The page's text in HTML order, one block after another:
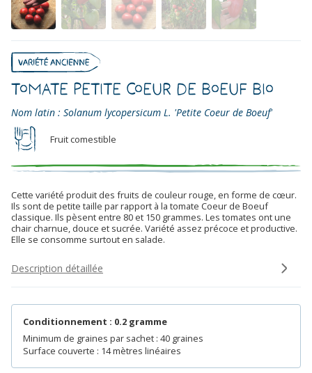
Tomate Petite Coeur de Boeuf Bio
Nom latin : Solanum lycopersicum L. 'Petite Coeur de Boeuf'
Fruit comestible
Cette variété produit des fruits de couleur rouge, en forme de cœur.
Ils sont de petite taille par rapport à la tomate Coeur de Boeuf
classique. Ils pèsent entre 80 et 150 grammes. Les tomates ont une
chair charnue, douce et sucrée. Variété assez précoce et productive.
Elle se consomme surtout en salade.
Description détaillée
Conditionnement : 0.2 gramme
Minimum de graines par sachet : 40 graines
Surface couverte : 14 mètres linéaires